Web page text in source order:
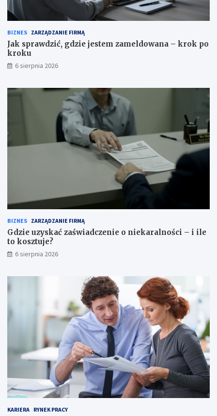
BIZNES ZARZĄDZANIE FIRMĄ
Jak sprawdzić, gdzie jestem zameldowana – krok po
kroku
6 sierpnia 2026
BIZNES ZARZĄDZANIE FIRMĄ
Gdzie uzyskać zaświadczenie o niekaralności – i ile
to kosztuje?
6 sierpnia 2026
KARIERA RYNEK PRACY